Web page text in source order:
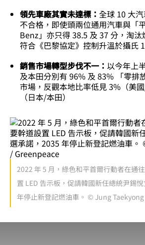
領先車廠其實未達標： 全球 10 大
不合格，即使頭兩位通用汽車與「
Benz」亦只得 38.5 及 37 分，淘
符合《巴黎協定》控制升溫於攝氏
銷售市場轉型步伐不一： 以今年上
及本田分別有 96% 及 83% 「零排
市場，反觀本地比率低見 3%（美
（日本/本田）
2022 年 5 月，綠色和平首爾行動者在通
置 LED 告示板，促請韓國新任總統尹錫
年停止新登記燃油車。 © Jung